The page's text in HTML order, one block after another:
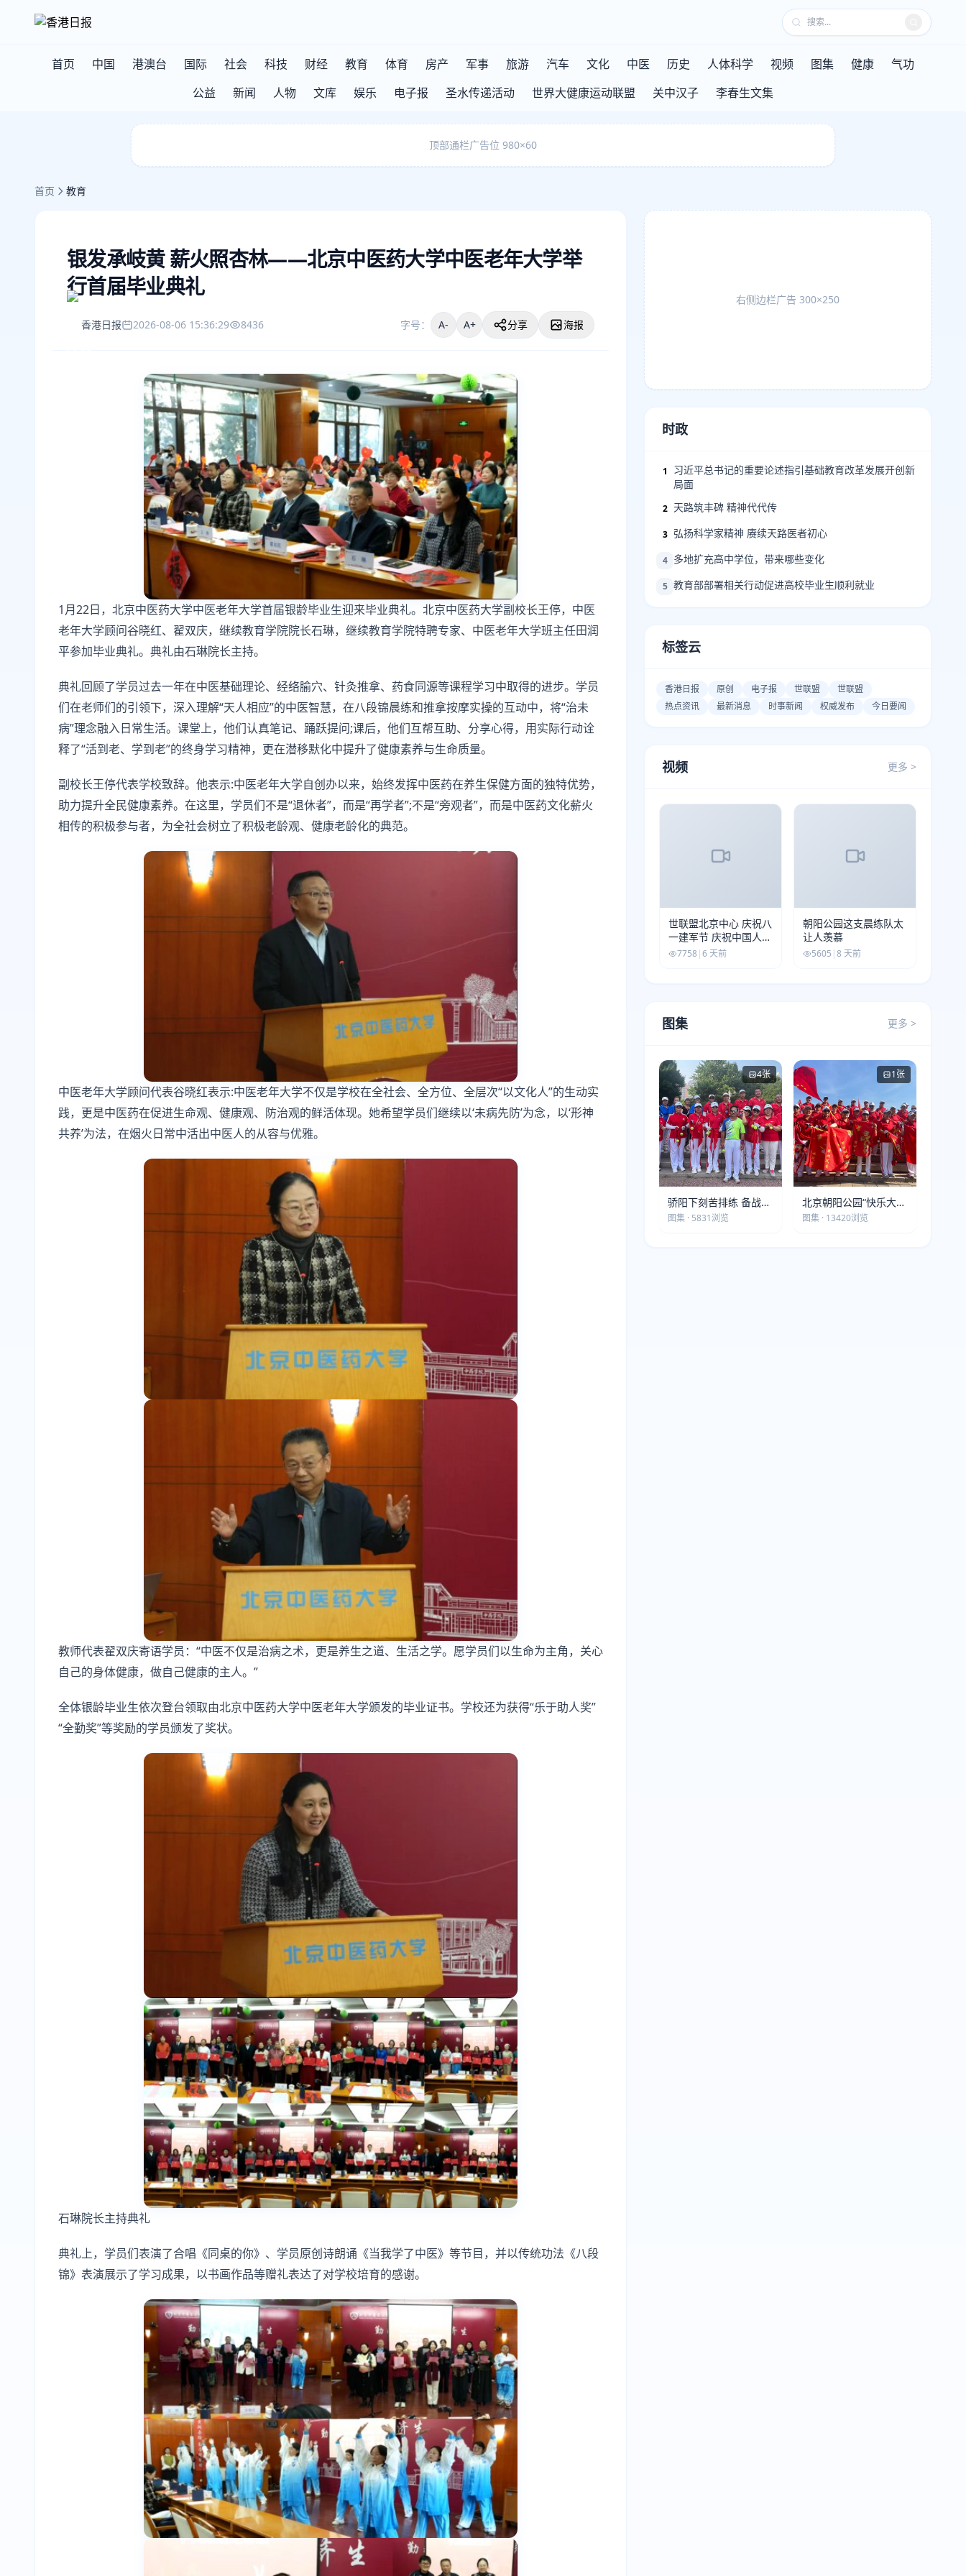
首页 中国 港澳台 国际 社会 科技 财经 教育 体育 房产 军事 旅游 汽车 文化 中医 历史 人体科学 视频 图集 健康
气功
公益
新闻 人物 文库 娱乐 电子报 圣水传递活动 世界大健康运动联盟 关中汉子 李春生文集
顶部通栏广告位 980×60
首页 教育
银发承岐黄 薪火照杏林——北京中医药大学中医老年大学举
行首届毕业典礼
香港日报 2026-08-06 15:36:29 8436 字号： A- A+ 分享 海报
1月22日，北京中医药大学中医老年大学首届银龄毕业生迎来毕业典礼。北京中医药大学副校长王停，中医
老年大学顾问谷晓红、翟双庆，继续教育学院院长石琳，继续教育学院特聘专家、中医老年大学班主任田润
平参加毕业典礼。典礼由石琳院长主持。
典礼回顾了学员过去一年在中医基础理论、经络腧穴、针灸推拿、药食同源等课程学习中取得的进步。学员
们在老师们的引领下，深入理解“天人相应”的中医智慧，在八段锦晨练和推拿按摩实操的互动中，将“治未
病”理念融入日常生活。课堂上，他们认真笔记、踊跃提问;课后，他们互帮互助、分享心得，用实际行动诠
释了“活到老、学到老”的终身学习精神，更在潜移默化中提升了健康素养与生命质量。
副校长王停代表学校致辞。他表示:中医老年大学自创办以来，始终发挥中医药在养生保健方面的独特优势，
助力提升全民健康素养。在这里，学员们不是“退休者”，而是“再学者”;不是“旁观者”，而是中医药文化薪火
相传的积极参与者，为全社会树立了积极老龄观、健康老龄化的典范。
中医老年大学顾问代表谷晓红表示:中医老年大学不仅是学校在全社会、全方位、全层次“以文化人”的生动实
践，更是中医药在促进生命观、健康观、防治观的鲜活体现。她希望学员们继续以‘未病先防’为念，以‘形神
共养’为法，在烟火日常中活出中医人的从容与优雅。
教师代表翟双庆寄语学员：“中医不仅是治病之术，更是养生之道、生活之学。愿学员们以生命为主角，关心
自己的身体健康，做自己健康的主人。”
全体银龄毕业生依次登台领取由北京中医药大学中医老年大学颁发的毕业证书。学校还为获得“乐于助人奖”
“全勤奖”等奖励的学员颁发了奖状。
石琳院长主持典礼
典礼上，学员们表演了合唱《同桌的你》、学员原创诗朗诵《当我学了中医》等节目，并以传统功法《八段
锦》表演展示了学习成果，以书画作品等赠礼表达了对学校培育的感谢。
右侧边栏广告 300×250
时政
1
习近平总书记的重要论述指引基础教育改革发展开创新
局面
2 天路筑丰碑 精神代代传
3 弘扬科学家精神 赓续天路医者初心
4 多地扩充高中学位，带来哪些变化
5 教育部部署相关行动促进高校毕业生顺利就业
标签云
香港日报 原创 电子报 世联盟
世联盟
热点资讯
最新消息 时事新闻 权威发布 今日要闻
视频 更多 >
世联盟北京中心 庆祝八
一建军节 庆祝中国人民
解放军建军99周年
7758|6 天前
朝阳公园这支晨练队太
让人羡慕
5605 |8 天前
图集 更多 >
4张
骄阳下刻苦排练 备战第
五届莫斯科世界大健康
图集 · 5831浏览
1张
北京朝阳公园“快乐大本
营”建党105周年庆祝活
图集 · 13420浏览